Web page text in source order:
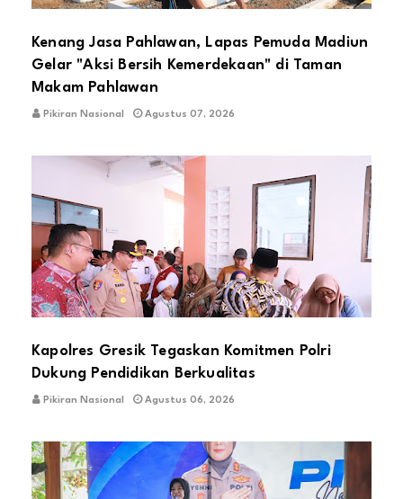
Kenang Jasa Pahlawan, Lapas Pemuda Madiun
Gelar "Aksi Bersih Kemerdekaan" di Taman
Makam Pahlawan
Pikiran Nasional Agustus 07, 2026
Kapolres Gresik Tegaskan Komitmen Polri
Dukung Pendidikan Berkualitas
Pikiran Nasional Agustus 06, 2026